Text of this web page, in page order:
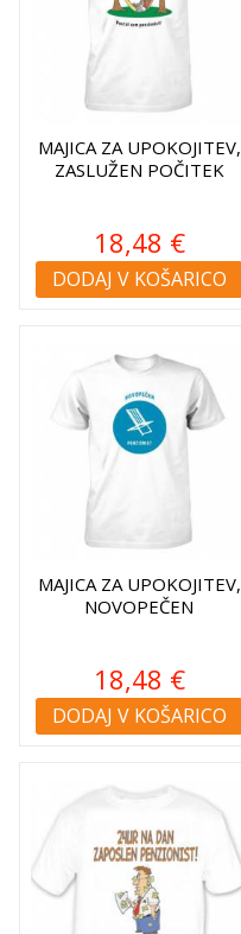
MAJICA ZA UPOKOJITEV,
ZASLUŽEN POČITEK
18,48 €
DODAJ V KOŠARICO
MAJICA ZA UPOKOJITEV,
NOVOPEČEN
18,48 €
DODAJ V KOŠARICO